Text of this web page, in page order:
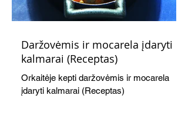
Daržovėmis ir mocarela įdaryti
kalmarai (Receptas)
Orkaitėje kepti daržovėmis ir mocarela
įdaryti kalmarai (Receptas)